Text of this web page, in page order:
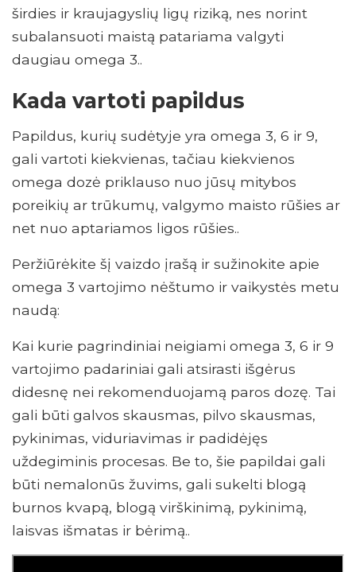
širdies ir kraujagyslių ligų riziką, nes norint
subalansuoti maistą patariama valgyti
daugiau omega 3..
Kada vartoti papildus
Papildus, kurių sudėtyje yra omega 3, 6 ir 9,
gali vartoti kiekvienas, tačiau kiekvienos
omega dozė priklauso nuo jūsų mitybos
poreikių ar trūkumų, valgymo maisto rūšies ar
net nuo aptariamos ligos rūšies..
Peržiūrėkite šį vaizdo įrašą ir sužinokite apie
omega 3 vartojimo nėštumo ir vaikystės metu
naudą:
Kai kurie pagrindiniai neigiami omega 3, 6 ir 9
vartojimo padariniai gali atsirasti išgėrus
didesnę nei rekomenduojamą paros dozę. Tai
gali būti galvos skausmas, pilvo skausmas,
pykinimas, viduriavimas ir padidėjęs
uždegiminis procesas. Be to, šie papildai gali
būti nemalonūs žuvims, gali sukelti blogą
burnos kvapą, blogą virškinimą, pykinimą,
laisvas išmatas ir bėrimą..